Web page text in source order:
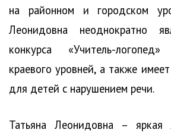
на районном и городском
Леонидовна неоднократно
конкурса «Учитель-
краевого уровней, а также
для детей с нарушением речи.
Татьяна Леонидовна – яркая